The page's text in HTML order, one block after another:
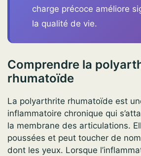
charge précoce améliore
la qualité de vie.
Comprendre la
rhumatoïde
La polyarthrite rhumatoïde est
inflammatoire chronique qui
la membrane des articulations.
poussées et peut toucher de
dont les yeux. Lorsque